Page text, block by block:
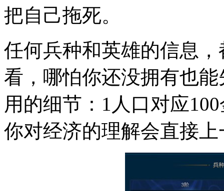
把自己拖死。
任何兵种和英雄的信息
看，哪怕你还没拥有也
用的细节：1人口对应
你对经济的理解会直接